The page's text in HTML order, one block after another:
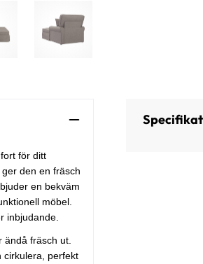
för ditt
den en fräsch
en bekväm
möbel.
inbjudande.
fräsch ut.
cirkulera, perfekt